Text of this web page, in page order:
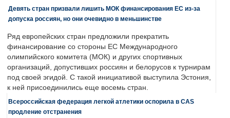
Девять стран призвали лишить МОК финансирования ЕС из-за
допуска россиян, но они очевидно в меньшинстве
Ряд европейских стран предложили прекратить
финансирование со стороны ЕС Международного
олимпийского комитета (МОК) и других спортивных
организаций, допустивших россиян и белорусов к турнирам
под своей эгидой. С такой инициативой выступила Эстония,
к ней присоединились еще восемь стран.
Всероссийская федерация легкой атлетики оспорила в CAS
продление отстранения